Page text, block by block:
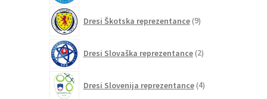
Dresi Škotska reprezentance 9izdelkov
Dresi Slovaška reprezentance 2izdelka
Dresi Slovenija reprezentance 4izdelki